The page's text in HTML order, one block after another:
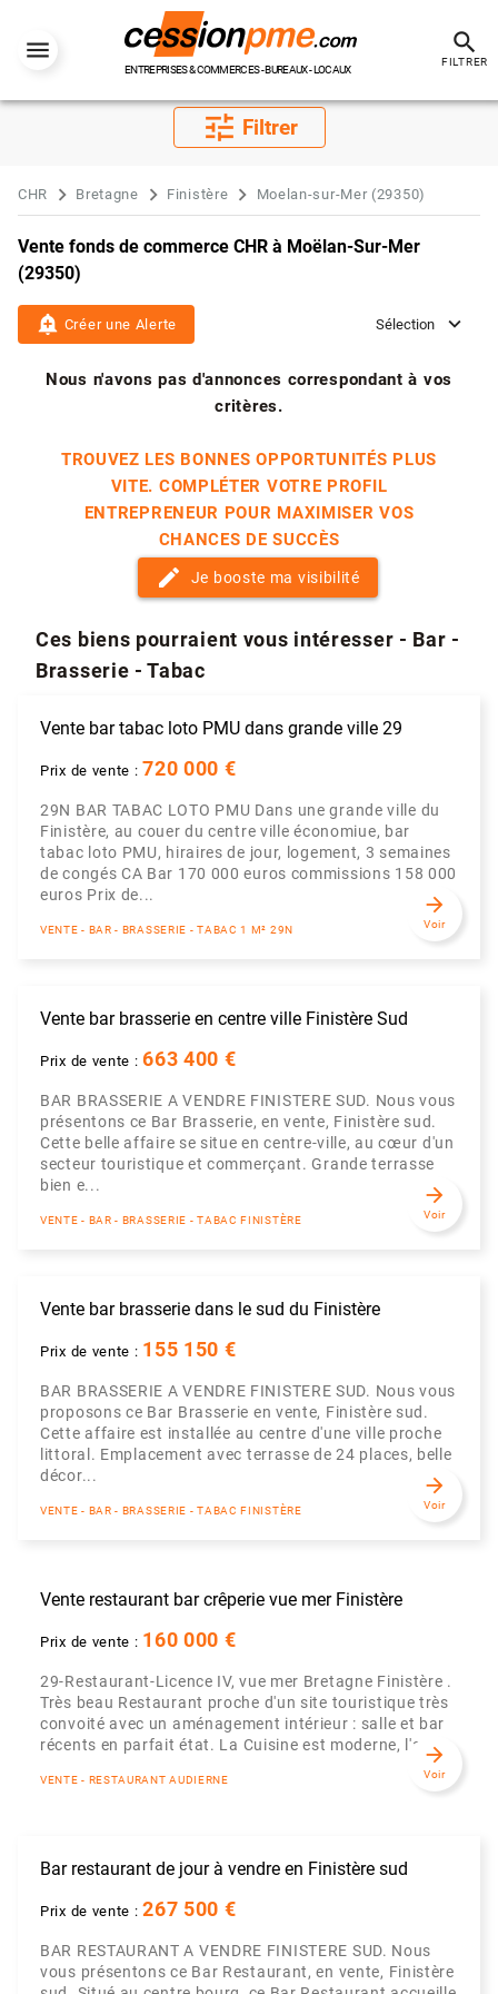
ENTREPRISES & COMMERCES - BUREAUX - LOCAUX
search
FILTRER
tune Filtrer
CHR Bretagne Finistère Moelan-sur-Mer (29350)
Vente fonds de commerce CHR à Moëlan-Sur-Mer
(29350)
add_alert Créer une Alerte Sélection
Nous n'avons pas d'annonces correspondant à vos
critères.
TROUVEZ LES BONNES OPPORTUNITÉS PLUS
VITE. COMPLÉTER VOTRE PROFIL
ENTREPRENEUR POUR MAXIMISER VOS
CHANCES DE SUCCÈS
edit Je booste ma visibilité
Ces biens pourraient vous intéresser - Bar -
Brasserie - Tabac
Vente bar tabac loto PMU dans grande ville 29
Prix de vente : 720 000 €
29N BAR TABAC LOTO PMU Dans une grande ville du
Finistère, au couer du centre ville économiue, bar
tabac loto PMU, hiraires de jour, logement, 3 semaines
de congés CA Bar 170 000 euros commissions 158 000
euros Prix de...
VENTE - BAR - BRASSERIE - TABAC 1 M² 29N
arrow_forward
Voir
Vente bar brasserie en centre ville Finistère Sud
Prix de vente :663 400 €
BAR BRASSERIE A VENDRE FINISTERE SUD. Nous vous
présentons ce Bar Brasserie, en vente, Finistère sud.
Cette belle affaire se situe en centre-ville, au cœur d'un
secteur touristique et commerçant. Grande terrasse
bien e...
VENTE - BAR - BRASSERIE - TABAC FINISTÈRE
arrow_forward
Voir
Vente bar brasserie dans le sud du Finistère
Prix de vente : 155 150 €
BAR BRASSERIE A VENDRE FINISTERE SUD. Nous vous
proposons ce Bar Brasserie en vente, Finistère sud.
Cette affaire est installée au centre d'une ville proche
littoral. Emplacement avec terrasse de 24 places, belle
décor...
VENTE - BAR - BRASSERIE - TABAC FINISTÈRE
arrow_forward
Voir
Vente restaurant bar crêperie vue mer Finistère
Prix de vente : 160 000 €
29-Restaurant-Licence IV, vue mer Bretagne Finistère .
Très beau Restaurant proche d'un site touristique très
convoité avec un aménagement intérieur : salle et bar
récents en parfait état. La Cuisine est moderne, l'age...
VENTE - RESTAURANT AUDIERNE
arrow_forward
Voir
Bar restaurant de jour à vendre en Finistère sud
Prix de vente :267 500 €
BAR RESTAURANT A VENDRE FINISTERE SUD. Nous
vous présentons ce Bar Restaurant, en vente, Finistère